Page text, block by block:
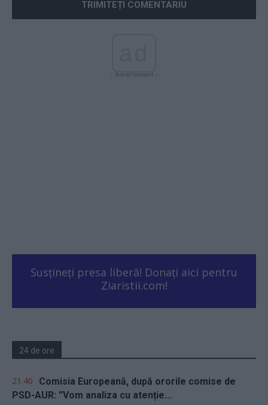
- Advertisment -
Susțineți presa liberă! Donați aici pentru
Ziaristii.com!
24 de ore
21.40
Comisia Europeană, după ororile comise de
PSD-AUR: ”Vom analiza cu atenție...